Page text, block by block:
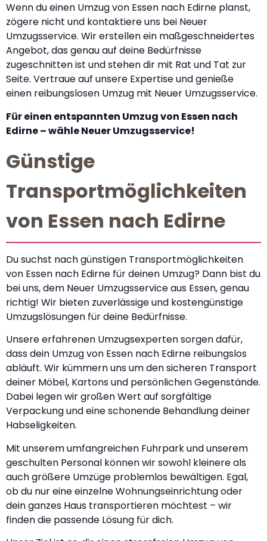
Wenn du einen Umzug von Essen nach Edirne planst,
zögere nicht und kontaktiere uns bei Neuer
Umzugsservice. Wir erstellen ein maßgeschneidertes
Angebot, das genau auf deine Bedürfnisse
zugeschnitten ist und stehen dir mit Rat und Tat zur
Seite. Vertraue auf unsere Expertise und genieße
einen reibungslosen Umzug mit Neuer Umzugsservice.
Für einen entspannten Umzug von Essen nach
Edirne – wähle Neuer Umzugsservice!
Günstige
Transportmöglichkeiten
von Essen nach Edirne
Du suchst nach günstigen Transportmöglichkeiten
von Essen nach Edirne für deinen Umzug? Dann bist du
bei uns, dem Neuer Umzugsservice aus Essen, genau
richtig! Wir bieten zuverlässige und kostengünstige
Umzugslösungen für deine Bedürfnisse.
Unsere erfahrenen Umzugsexperten sorgen dafür,
dass dein Umzug von Essen nach Edirne reibungslos
abläuft. Wir kümmern uns um den sicheren Transport
deiner Möbel, Kartons und persönlichen Gegenstände.
Dabei legen wir großen Wert auf sorgfältige
Verpackung und eine schonende Behandlung deiner
Habseligkeiten.
Mit unserem umfangreichen Fuhrpark und unserem
geschulten Personal können wir sowohl kleinere als
auch größere Umzüge problemlos bewältigen. Egal,
ob du nur eine einzelne Wohnungseinrichtung oder
dein ganzes Haus transportieren möchtest – wir
finden die passende Lösung für dich.